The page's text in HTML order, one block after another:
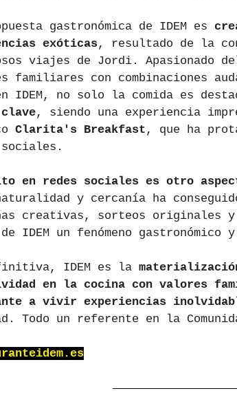
gastronómica de IDEM es
exóticas, resultado de la
viajes de Jordi. Apasionado
familiares con combinaciones
IDEM, no solo la comida es
, siendo una experiencia
Clarita's Breakfast , que ha
en redes sociales es otro
y cercanía ha
creativas, sorteos originales
de IDEM un fenómeno gastronómico
IDEM es la
en la cocina con valores
a vivir experiencias
Todo un referente en la